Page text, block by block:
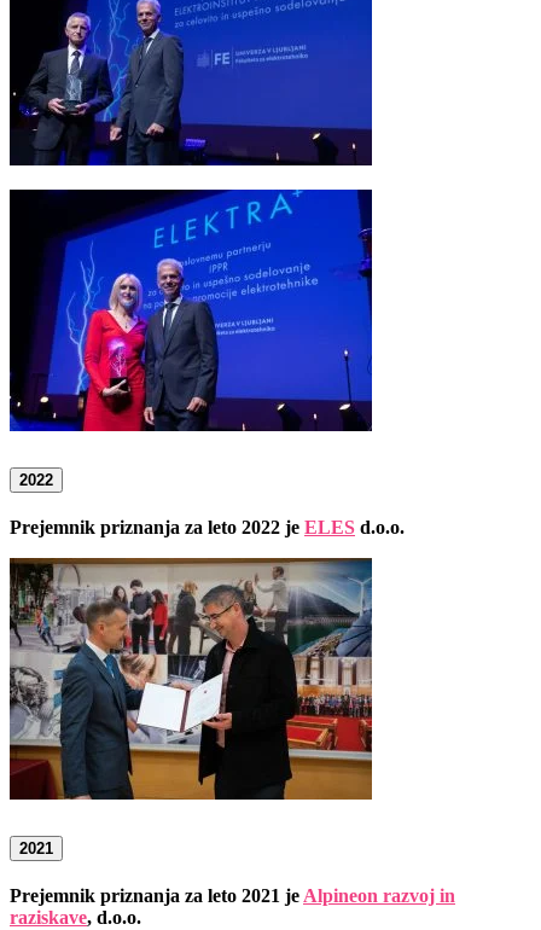
2022
Prejemnik priznanja za leto 2022 je ELES d.o.o.
2021
Prejemnik priznanja za leto 2021 je Alpineon razvoj in
raziskave, d.o.o.